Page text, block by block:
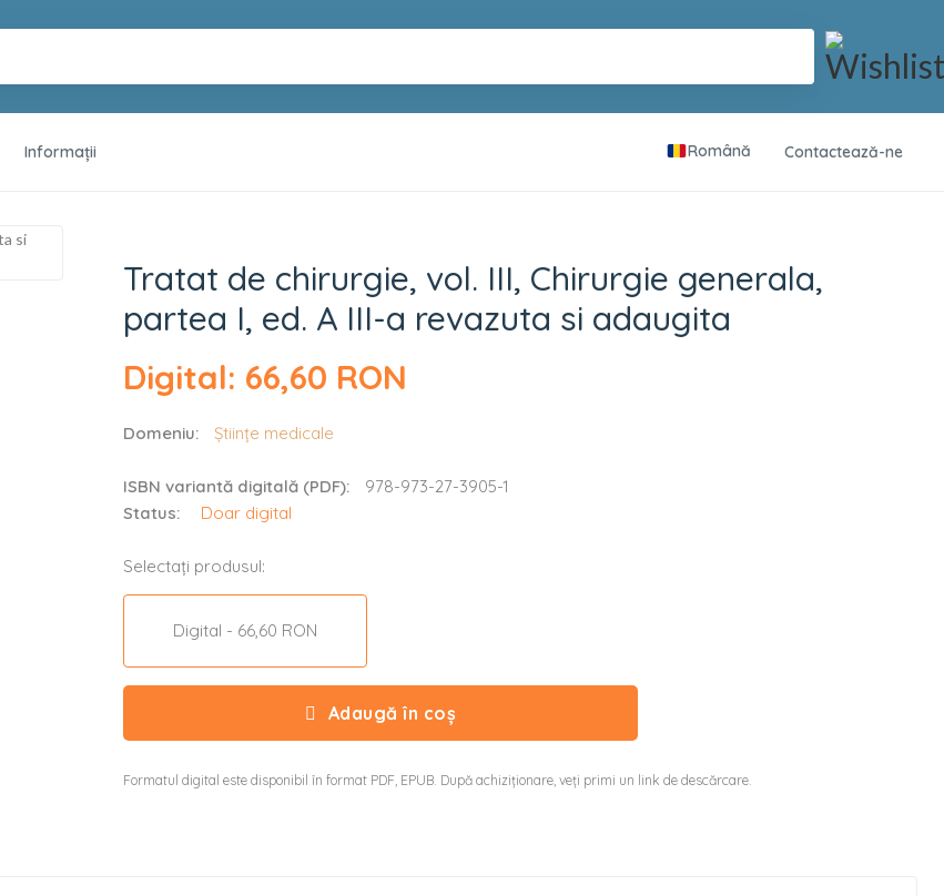
Informații Română Contactează-ne
III, Chirurgie generala, partea I,
Tratat de chirurgie, vol. III, Chirurgie generala,
partea I, ed. A III-a revazuta si adaugita
Digital: 66,60 RON
Domeniu: Științe medicale
ISBN variantă digitală (PDF):
978-973-27-3905-1
Status:
Doar digital
Selectați produsul:
Digital - 66,60 RON
Adaugă în coș
Formatul digital este disponibil în format PDF, EPUB. După achiziționare, veți primi un link de descărcare.